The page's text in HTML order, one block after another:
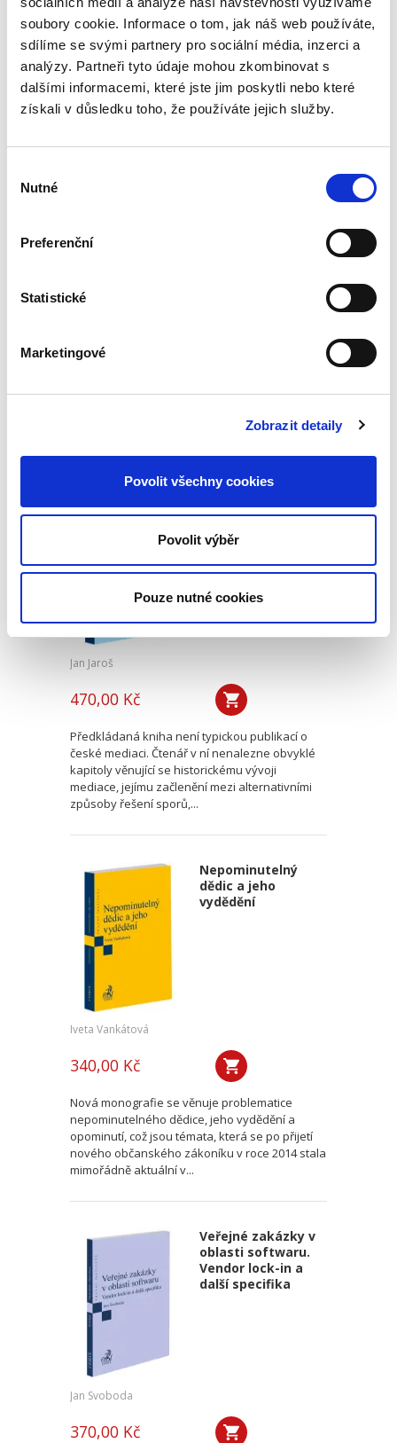
soubory cookie. Informace o tom, jak náš web používáte,
sdílíme se svými partnery pro sociální média, inzerci a
analýzy. Partneři tyto údaje mohou zkombinovat s
dalšími informacemi, které jste jim poskytli nebo které
získali v důsledku toho, že používáte jejich služby.
souhlasu
Nutné
Preferenční
Statistické
Marketingové
Zobrazit detaily
Povolit všechny cookies
Povolit výběr
Pouze nutné cookies
Téma procesního společenství představuje v
rámci civilního procesního práva oblast s
bohatou doktrinální tradicí, zejména pokud jde
o jeho podobu v nalézacím sporném řízení.
Naproti tomu jeho...
způsobené
Josef Bártů
ryzí teorii, v knize čtenář nalezne srozumitelná
Mediace. Ohlédnutí
po deseti letech
Jan Jaroš
470,00 Kč
Předkládaná kniha není typickou publikací o
české mediaci. Čtenář v ní nenalezne obvyklé
kapitoly věnující se historickému vývoji
mediace, jejímu začlenění mezi alternativními
způsoby řešení sporů,...
Nepominutelný
dědic a jeho
vydědění
Iveta Vankátová
340,00 Kč
Nová monografie se věnuje problematice
nepominutelného dědice, jeho vydědění a
opominutí, což jsou témata, která se po přijetí
nového občanského zákoníku v roce 2014 stala
mimořádně aktuální v...
Veřejné zakázky v
oblasti softwaru.
Vendor lock-in a
další specifika
Jan Svoboda
370,00 Kč